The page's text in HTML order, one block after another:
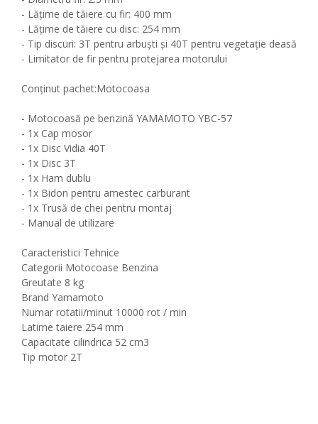
- Lățime de tăiere cu fir: 400 mm
- Lățime de tăiere cu disc: 254 mm
- Tip discuri: 3T pentru arbuști și 40T pentru vegetație deasă
- Limitator de fir pentru protejarea motorului
Conținut pachet:Motocoasa
- Motocoasă pe benzină YAMAMOTO YBC-57
- 1x Cap mosor
- 1x Disc Vidia 40T
- 1x Disc 3T
- 1x Ham dublu
- 1x Bidon pentru amestec carburant
- 1x Trusă de chei pentru montaj
- Manual de utilizare
Caracteristici Tehnice
Categorii Motocoase Benzina
Greutate 8 kg
Brand Yamamoto
Numar rotatii/minut 10000 rot / min
Latime taiere 254 mm
Capacitate cilindrica 52 cm3
Tip motor 2T